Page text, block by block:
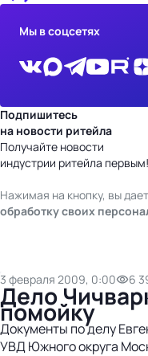
Мы в соцсетях
Подпишитесь
на новости ритейла
Получайте новости
индустрии ритейла первым!
Нажимая на кнопку, вы
обработку своих
3 февраля 2009, 0:00 6
Дело
помойку
Документы по делу
УВД Южного округа